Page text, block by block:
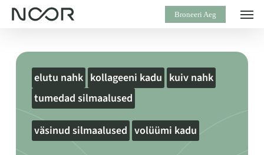
Skip
content
Broneeri Aeg Menu
elutu nahk kollageeni kadu kuiv nahk
tumedad silmaalused
väsinud silmaalused volüümi kadu